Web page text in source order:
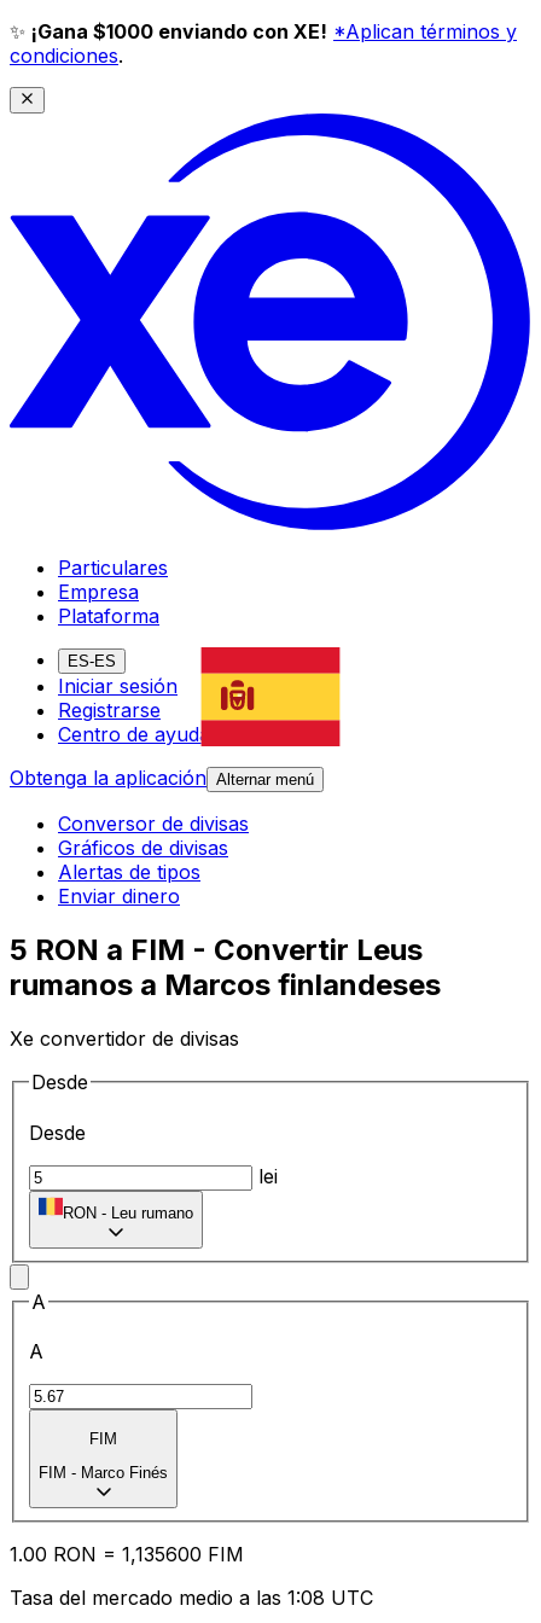
✨ ¡Gana $1000 enviando con XE! *Aplican términos y
condiciones.
Particulares
Empresa
Plataforma
ES-ES
Iniciar sesión
Registrarse
Centro de ayuda
Obtenga la aplicación Alternar menú
Conversor de divisas
Gráficos de divisas
Alertas de tipos
Enviar dinero
5 RON a FIM - Convertir Leus
rumanos a Marcos finlandeses
Xe convertidor de divisas
Desde
Desde
lei
RON - Leu rumano
A
A
FIM
FIM - Marco Finés
1.00 RON = 1,135600 FIM
Tasa del mercado medio a las 1:08 UTC